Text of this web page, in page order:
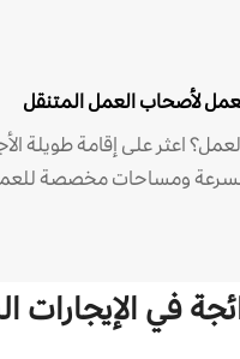
لأصحاب العمل المتنقل
اعثر على إقامة طويلة
ومساحات مخصصة
في الإيجارات